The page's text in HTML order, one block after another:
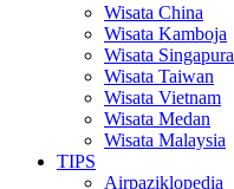
Wisata China
Wisata Kamboja
Wisata Singapura
Wisata Taiwan
Wisata Vietnam
Wisata Medan
Wisata Malaysia
TIPS
Airpaziklopedia